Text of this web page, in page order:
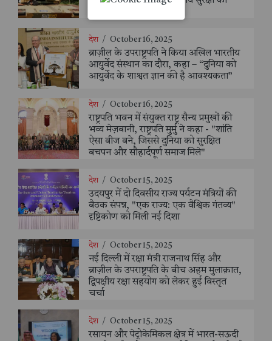
देश / October 16, 2025
ब्राज़ील के उपराष्ट्रपति ने किया अखिल भारतीय
आयुर्वेद संस्थान का दौरा, कहा – “दुनिया को
आयुर्वेद के शाश्वत ज्ञान की है आवश्यकता”
देश / October 16, 2025
राष्ट्रपति भवन में संयुक्त राष्ट्र सैन्य प्रमुखों की
भव्य मेज़बानी, राष्ट्रपति मुर्मु ने कहा - "शांति
ऐसा बीज बने, जिससे दुनिया को सुरक्षित
बचपन और सौहार्दपूर्ण समाज मिले"
देश / October 15, 2025
उदयपुर में दो दिवसीय राज्य पर्यटन मंत्रियों की
बैठक संपन्न, "एक राज्य: एक वैश्विक गंतव्य"
दृष्टिकोण को मिली नई दिशा
देश / October 15, 2025
नई दिल्ली में रक्षा मंत्री राजनाथ सिंह और
ब्राज़ील के उपराष्ट्रपति के बीच अहम मुलाक़ात,
द्विपक्षीय रक्षा सहयोग को लेकर हुई विस्तृत
चर्चा
देश / October 15, 2025
रसायन और पेट्रोकेमिकल क्षेत्र में भारत-सऊदी